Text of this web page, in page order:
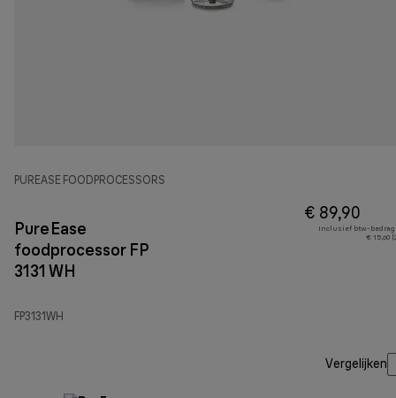
PUREASE FOODPROCESSORS
PureEase
foodprocessor FP
3131 WH
FP3131WH
€ 89,90
Inclusief btw-bedrag
€ 15,60
Vergelijken